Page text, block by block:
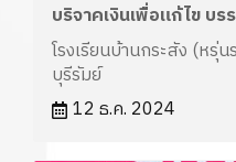
บริจาคเงินเพื่อแก้ไข บ
โรงเรียนบ้านกระสัง (หรุ่
บุรีรัมย์
12 ธ.ค. 2024